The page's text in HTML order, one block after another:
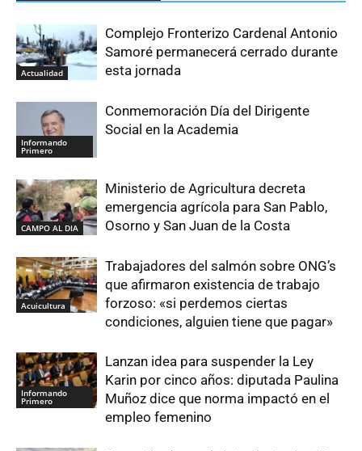
Actualidad
Complejo Fronterizo Cardenal Antonio
Samoré permanecerá cerrado durante
esta jornada
Informando
Primero
Conmemoración Día del Dirigente
Social en la Academia
CAMPO AL DIA
Ministerio de Agricultura decreta
emergencia agrícola para San Pablo,
Osorno y San Juan de la Costa
Acuicultura
Trabajadores del salmón sobre ONG’s
que afirmaron existencia de trabajo
forzoso: «si perdemos ciertas
condiciones, alguien tiene que pagar»
Informando
Primero
Lanzan idea para suspender la Ley
Karin por cinco años: diputada Paulina
Muñoz dice que norma impactó en el
empleo femenino